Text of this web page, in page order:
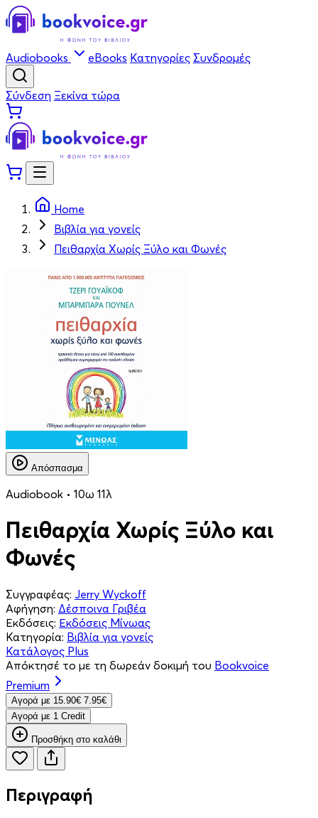
Audiobooks eBooks Κατηγορίες Συνδρομές
Σύνδεση Ξεκίνα τώρα
Home
Βιβλία για γονείς
Πειθαρχία Χωρίς Ξύλο και Φωνές
Απόσπασμα
Audiobook • 10ω 11λ
Πειθαρχία Χωρίς Ξύλο και
Φωνές
Συγγραφέας: Jerry Wyckoff
Αφήγηση: Δέσποινα Γριβέα
Εκδόσεις: Εκδόσεις Μίνωας
Κατηγορία: Βιβλία για γονείς
Κατάλογος Plus
Απόκτησέ το με τη δωρεάν δοκιμή του Bookvoice
Premium
Aγορά με 15.90€ 7.95€
Aγορά με 1 Credit
Προσθήκη στο καλάθι
Περιγραφή